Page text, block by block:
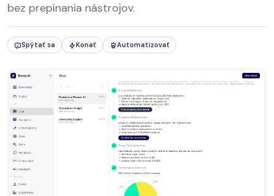
bez prepínania nástrojov.
Spýtať sa Konať Automatizovať